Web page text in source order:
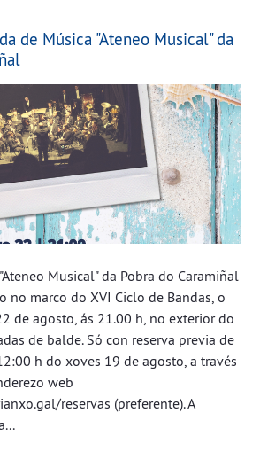
de Música "Ateneo Musical" da
Musical" da Pobra do Caramiñal
no marco do XVI Ciclo de Bandas, o
de agosto, ás 21.00 h, no exterior do
de balde. Só con reserva previa de
h do xoves 19 de agosto, a través
web
reservas (preferente). A